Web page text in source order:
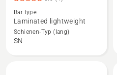
Force
Schiene
Bar type
Laminated lightweight
Schienen-Typ (lang)
SN